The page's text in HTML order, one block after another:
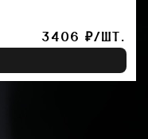
3406 ₽/ШТ.